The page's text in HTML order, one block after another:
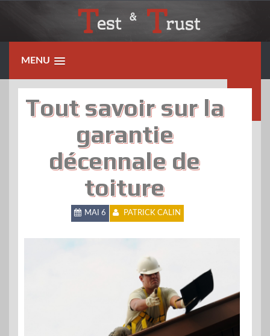
MENU
Tout savoir sur la
garantie
décennale de
toiture
MAI 6 PATRICK CALIN